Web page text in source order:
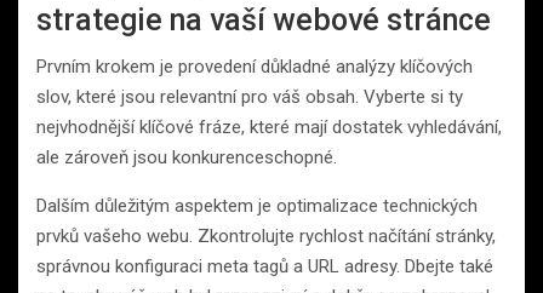
strategie na vaší webové stránce
Prvním krokem je provedení důkladné analýzy klíčových
slov, které jsou relevantní pro váš obsah. Vyberte si ty
nejvhodnější klíčové fráze, které mají dostatek vyhledávání,
ale zároveň jsou konkurenceschopné.
Dalším důležitým aspektem je optimalizace technických
prvků vašeho webu. Zkontrolujte rychlost načítání stránky,
správnou konfiguraci meta tagů a URL adresy. Dbejte také